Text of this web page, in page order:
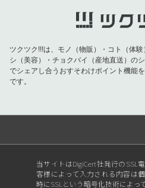
ツクツク!!!は、モノ（物販）・コト（体
シ（美容）・チョクバイ（産地直送）の
でシェアし合うおすそわけポイント機能
です。
当サイトはDigiCert社発行のSSL
客様によって入力される内容は
時にSSLという暗号化技術によっ